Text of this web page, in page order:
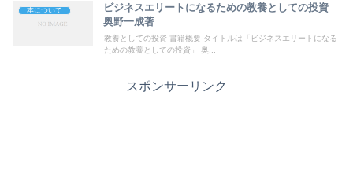
本について
ビジネスエリートになるための教養としての投資
奥野一成著
教養としての投資 書籍概要 タイトルは「ビジネスエリートになる
ための教養としての投資」 奥...
スポンサーリンク